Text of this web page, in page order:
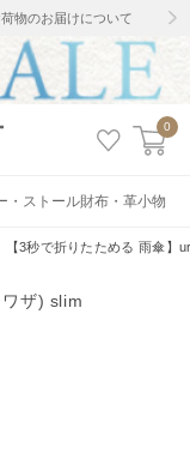
物のお届けについて
0
・ストール財布・革小物
【3秒で折りたためる 雨傘
ワザ) slim